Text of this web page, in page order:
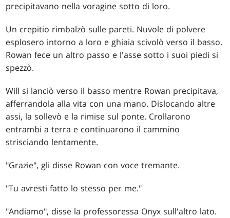
precipitavano nella voragine sotto di loro.
Un crepitio rimbalzò sulle pareti. Nuvole di polvere
esplosero intorno a loro e ghiaia scivolò verso il basso.
Rowan fece un altro passo e l'asse sotto i suoi piedi si
spezzò.
Will si lanciò verso il basso mentre Rowan precipitava,
afferrandola alla vita con una mano. Dislocando altre
assi, la sollevò e la rimise sul ponte. Crollarono
entrambi a terra e continuarono il cammino
strisciando lentamente.
"Grazie", gli disse Rowan con voce tremante.
"Tu avresti fatto lo stesso per me."
"Andiamo", disse la professoressa Onyx sull'altro lato.